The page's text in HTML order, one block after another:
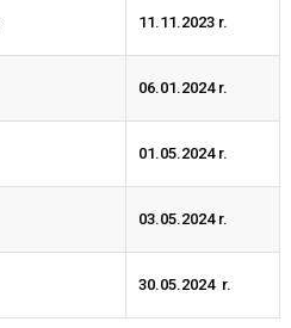
11.11.2023 r.
06.01.2024 r.
01.05.2024 r.
03.05.2024 r.
30.05.2024 r.